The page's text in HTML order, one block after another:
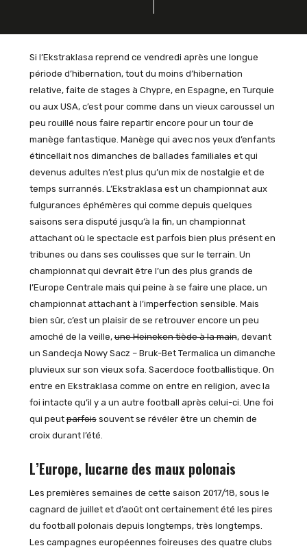
Si l’Ekstraklasa reprend ce vendredi après une longue
période d’hibernation, tout du moins d’hibernation
relative, faite de stages à Chypre, en Espagne, en Turquie
ou aux USA, c’est pour comme dans un vieux caroussel un
peu rouillé nous faire repartir encore pour un tour de
manège fantastique. Manège qui avec nos yeux d’enfants
étincellait nos dimanches de ballades familiales et qui
devenus adultes n’est plus qu’un mix de nostalgie et de
temps surrannés. L’Ekstraklasa est un championnat aux
fulgurances éphémères qui comme depuis quelques
saisons sera disputé jusqu’à la fin, un championnat
attachant où le spectacle est parfois bien plus présent en
tribunes ou dans ses coulisses que sur le terrain. Un
championnat qui devrait être l’un des plus grands de
l’Europe Centrale mais qui peine à se faire une place, un
championnat attachant à l’imperfection sensible. Mais
bien sûr, c’est un plaisir de se retrouver encore un peu
amoché de la veille,une Heineken tiède à la main, devant
un Sandecja Nowy Sacz – Bruk-Bet Termalica un dimanche
pluvieux sur son vieux sofa. Sacerdoce footballistique. On
entre en Ekstraklasa comme on entre en religion, avec la
foi intacte qu’il y a un autre football après celui-ci. Une foi
qui peutparfoissouvent se révéler être un chemin de
croix durant l’été.
L’Europe, lucarne des maux polonais
Les premières semaines de cette saison 2017/18, sous le
cagnard de juillet et d’août ont certainement été les pires
du football polonais depuis longtemps, très longtemps.
Les campagnes européennes foireuses des quatre clubs